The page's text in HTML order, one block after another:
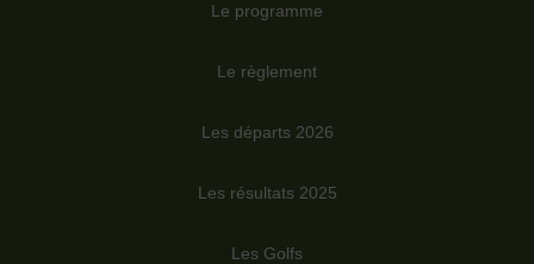
Le programme
Le règlement
Les départs 2026
Les résultats 2025
Les Golfs